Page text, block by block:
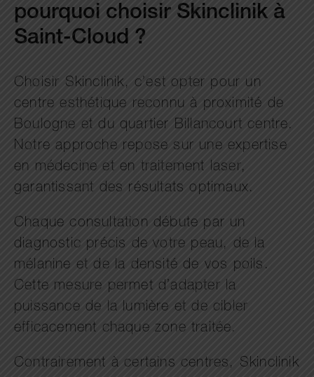
pourquoi choisir Skinclinik à
Saint-Cloud ?
Choisir Skinclinik, c’est opter pour un
centre esthétique reconnu à proximité de
Boulogne et du quartier Billancourt centre.
Notre approche repose sur une expertise
en médecine et en traitement laser,
garantissant des résultats optimaux.
Chaque consultation débute par un
diagnostic précis de votre peau, de la
mélanine et de la densité de vos poils.
Cette mesure permet d’adapter la
puissance de la lumière et de cibler
efficacement chaque zone traitée.
Contrairement à certains centres, Skinclinik